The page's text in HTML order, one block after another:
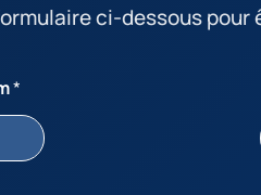
ci-dessous
*